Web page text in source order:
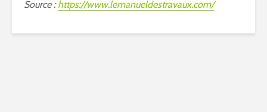
Source :https://www.lemanueldestravaux.com/